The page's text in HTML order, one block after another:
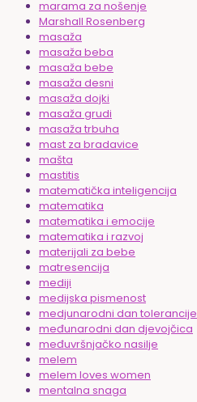
marama za nošenje
Marshall Rosenberg
masaža
masaža beba
masaža bebe
masaža desni
masaža dojki
masaža grudi
masaža trbuha
mast za bradavice
mašta
mastitis
matematička inteligencija
matematika
matematika i emocije
matematika i razvoj
materijali za bebe
matresencija
mediji
medijska pismenost
medjunarodni dan tolerancije
međunarodni dan djevojčica
međuvršnjačko nasilje
melem
melem loves women
mentalna snaga